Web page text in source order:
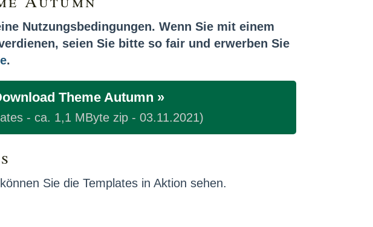
Nutzungsbedingungen. Wenn Sie mit einem
seien Sie bitte so fair und erwerben Sie
.
Theme Autumn »
- ca. 1,1 MByte zip - 03.11.2021)
Sie die Templates in Aktion sehen.